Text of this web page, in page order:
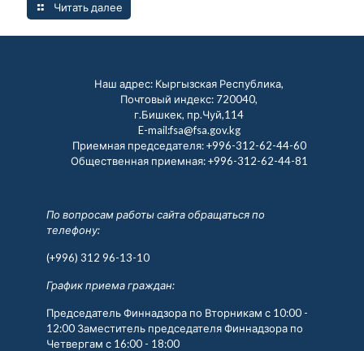
Читать далее
Наш адрес: Кыргызская Республика,
Почтовый индекс: 720040,
г.Бишкек, пр.Чуй,114
E-mail:fsa@fsa.gov.kg
Приемная председателя:+996-312-62-44-60
Общественная приемная:+996-312-62-44-81
По вопросам работы сайта обращаться по
телефону:
(+996) 312 96-13-10
График приема граждан:
Председатель Финнадзора по Вторникам с 10:00 -
12:00 Заместитель председателя Финнадзора по
Четвергам с 16:00 - 18:00